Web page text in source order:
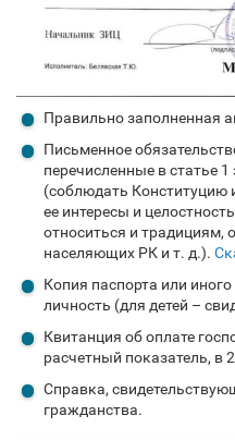
Правильно заполненная
Письменное
перечисленные в статье
(соблюдать Конституцию
ее интересы и
относиться и традициям,
населяющих РК и т. д.).
Копия паспорта или
личность (для детей –
Квитанция об оплате
расчетный показатель, в
Справка,
гражданства.